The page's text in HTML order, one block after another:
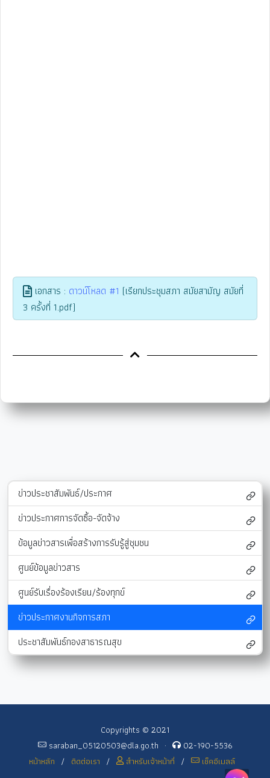
เอกสาร : ดาวน์โหลด #1 (เรียกประชุมสภา สมัยสามัญ สมัยที่
3 ครั้งที่ 1.pdf)
ข่าวประชาสัมพันธ์/ประกาศ
ข่าวประกาศการจัดซื้อ-จัดจ้าง
ข้อมูลข่าวสารเพื่อสร้างการรับรู้สู่ชุมชน
ศูนย์ข้อมูลข่าวสาร
ศูนย์รับเรื่องร้องเรียน/ร้องทุกข์
ข่าวประกาศงานกิจการสภา
ประชาสัมพันธ์กองสาธารณสุข
Copyrights © 2021
saraban_05120503@dla.go.th ·
02-190-5536
หน้าหลัก / ติดต่อเรา / สำหรับเจ้าหน้าที่ / เช็คอีเมลล์